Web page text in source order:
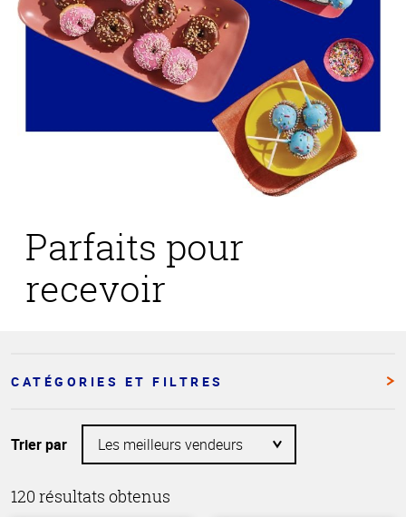
Parfaits pour
recevoir
CATÉGORIES ET FILTRES
120 résultats obtenus
Trier par